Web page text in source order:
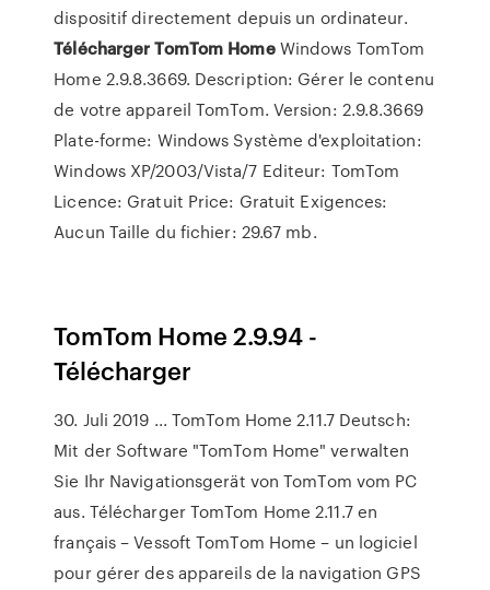
dispositif directement depuis un ordinateur.
Télécharger TomTom HomeWindows TomTom
Home 2.9.8.3669. Description: Gérer le contenu
de votre appareil TomTom. Version: 2.9.8.3669
Plate-forme: Windows Système d'exploitation:
Windows XP/2003/Vista/7 Editeur: TomTom
Licence: Gratuit Price: Gratuit Exigences:
Aucun Taille du fichier: 29.67 mb.
TomTom Home 2.9.94 -
Télécharger
30. Juli 2019 ... TomTom Home 2.11.7 Deutsch:
Mit der Software "TomTom Home" verwalten
Sie Ihr Navigationsgerät von TomTom vom PC
aus. Télécharger TomTom Home 2.11.7 en
français – Vessoft TomTom Home – un logiciel
pour gérer des appareils de la navigation GPS